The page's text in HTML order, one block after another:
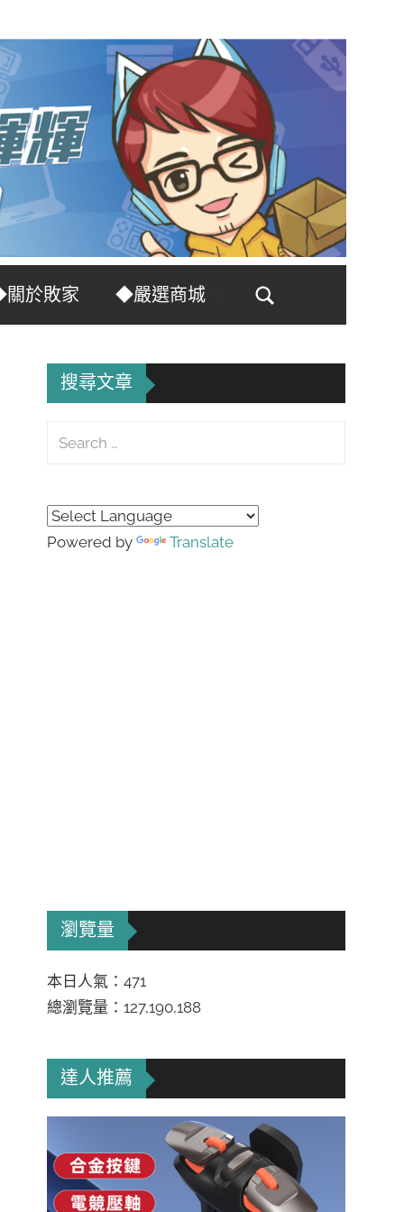
於敗家
◆嚴選商城
Search
搜尋文章
Search
Powered by Translate
瀏覽量
本日人氣：471
總瀏覽量：127,190,188
達人推薦